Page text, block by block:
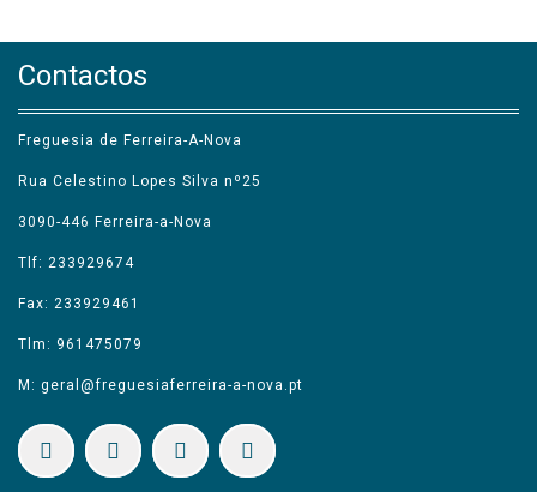
Contactos
Freguesia de Ferreira-A-Nova
Rua Celestino Lopes Silva nº25
3090-446 Ferreira-a-Nova
Tlf: 233929674
Fax: 233929461
Tlm: 961475079
M: geral@freguesiaferreira-a-nova.pt